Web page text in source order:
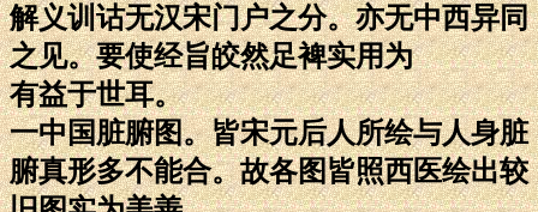
解义训诂无汉宋门户之分。亦无中西异同
之见。要使经旨皎然足裨实用为
有益于世耳。
一中国脏腑图。皆宋元后人所绘与人身脏
腑真形多不能合。故各图皆照西医绘出较